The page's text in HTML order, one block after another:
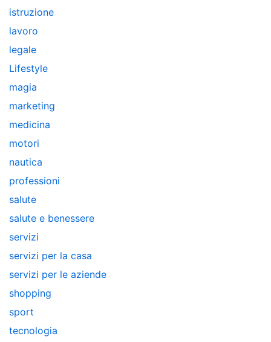
istruzione
lavoro
legale
Lifestyle
magia
marketing
medicina
motori
nautica
professioni
salute
salute e benessere
servizi
servizi per la casa
servizi per le aziende
shopping
sport
tecnologia